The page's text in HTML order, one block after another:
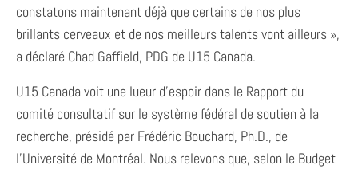
constatons maintenant déjà que certains de nos plus
brillants cerveaux et de nos meilleurs talents vont ailleurs »,
a déclaré Chad Gaffield, PDG de U15 Canada.
U15 Canada voit une lueur d’espoir dans le Rapport du
comité consultatif sur le système fédéral de soutien à la
recherche, présidé par Frédéric Bouchard, Ph.D., de
l’Université de Montréal. Nous relevons que, selon le Budget